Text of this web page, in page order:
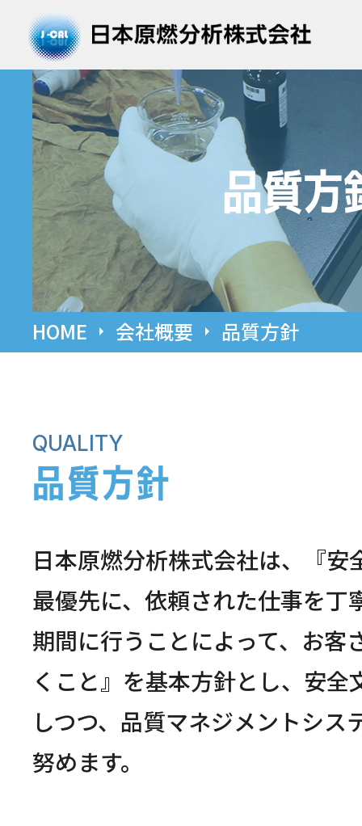
品質方
HOME 会社概要 品質方針
QUALITY
品質方針
日本原燃分析株式会社は、『安
最優先に、依頼された仕事を丁
期間に行うことによって、お客
くこと』を基本方針とし、安全
しつつ、品質マネジメントシス
努めます。